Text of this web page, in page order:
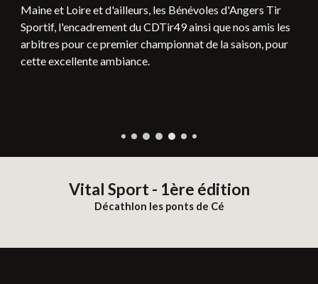
Maine et Loire et d'ailleurs, les Bénévoles d'Angers Tir
Sportif, l'encadrement du CDTir49 ainsi que nos amis les
arbitres pour ce premier championnat de la saison, pour
cette excellente ambiance.
Vital Sport - 1ère édition
Décathlon les ponts de Cé